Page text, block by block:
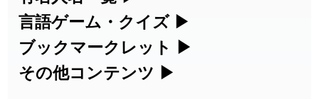
2026-08-06 」のイメージを追加しました
2026-08-06 「截 」のイメージを追加しました
2026-08-06 「発売 」のイメージを追加しました
手書き漢字入力
漢字の書き方・書き順 書き取り練習
部首画数別漢字一覧
常用漢字一覧
です。
カタカナ語の意味・発音・類語辞典
英語の発音記号一覧
入力など、アジア言語学習ツールです。
手書き中国語入力 変換ツール
海外セレブやスポーツ選手の名前の読み
方・発音を確認できます。
海外有名人の苗字・名前一覧と発音
言語ゲーム・クイズ ▶
四字熟語パズルや漢字クイズなど、楽し
みながら学べるゲームです。
ブックマークレット ▶
ブラウザに登録して、どのサイトからで
その他コンテンツ ▶